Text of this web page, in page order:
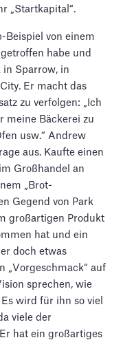
„Startkapital“.
Beispiel von einem
habe und
in Sparrow, in
Er macht das
zu verfolgen: „Ich
meine Bäckerei zu
usw.“ Andrew
aus. Kaufte einen
Großhandel an
„Brot-
Gegend von Park
großartigen Produkt
hat und ein
doch etwas
„Vorgeschmack“ auf
sprechen, wie
wird für ihn so viel
viele der
hat ein großartiges